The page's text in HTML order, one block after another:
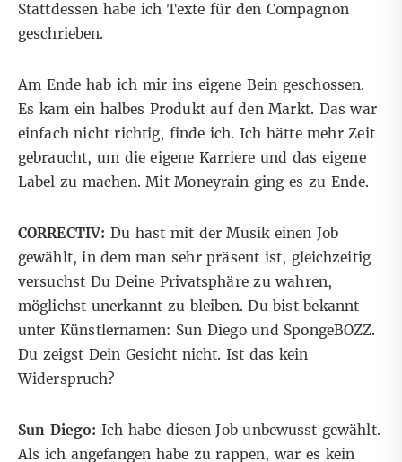
Stattdessen habe ich Texte für den Compagnon
geschrieben.
Am Ende hab ich mir ins eigene Bein geschossen.
Es kam ein halbes Produkt auf den Markt. Das war
einfach nicht richtig, finde ich. Ich hätte mehr Zeit
gebraucht, um die eigene Karriere und das eigene
Label zu machen. Mit Moneyrain ging es zu Ende.
CORRECTIV: Du hast mit der Musik einen Job
gewählt, in dem man sehr präsent ist, gleichzeitig
versuchst Du Deine Privatsphäre zu wahren,
möglichst unerkannt zu bleiben. Du bist bekannt
unter Künstlernamen: Sun Diego und SpongeBOZZ.
Du zeigst Dein Gesicht nicht. Ist das kein
Widerspruch?
Sun Diego:Ich habe diesen Job unbewusst gewählt.
Als ich angefangen habe zu rappen, war es kein